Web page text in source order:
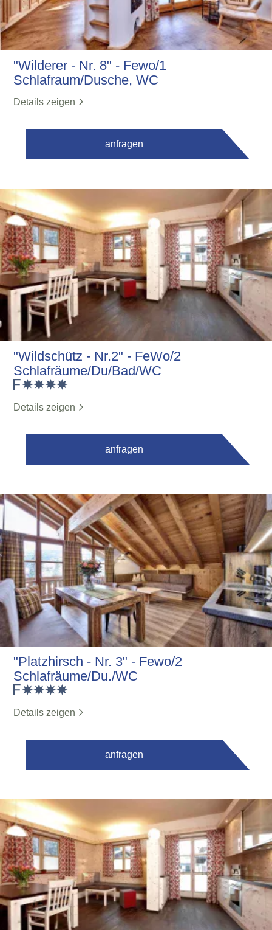
"Wilderer - Nr. 8" - Fewo/1
Schlafraum/Dusche, WC
Details zeigen
anfragen
"Wildschütz - Nr.2" - FeWo/2
Schlafräume/Du/Bad/WC
Details zeigen
anfragen
"Platzhirsch - Nr. 3" - Fewo/2
Schlafräume/Du./WC
Details zeigen
anfragen